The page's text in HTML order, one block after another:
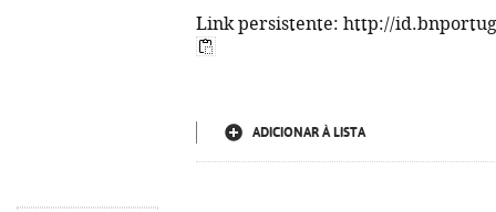
Link persistente: http://
ADICIONAR À LISTA